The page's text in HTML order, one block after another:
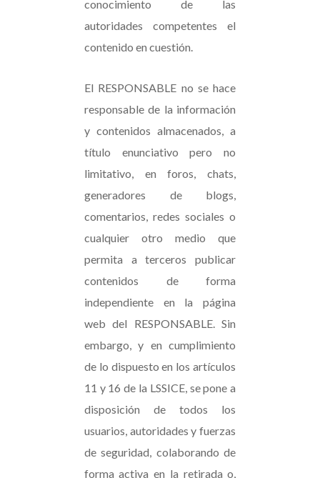
conocimiento de las
autoridades competentes el
contenido en cuestión.
El RESPONSABLE no se hace
responsable de la información
y contenidos almacenados, a
título enunciativo pero no
limitativo, en foros, chats,
generadores de blogs,
comentarios, redes sociales o
cualquier otro medio que
permita a terceros publicar
contenidos de forma
independiente en la página
web del RESPONSABLE. Sin
embargo, y en cumplimiento
de lo dispuesto en los artículos
11 y 16 de la LSSICE, se pone a
disposición de todos los
usuarios, autoridades y fuerzas
de seguridad, colaborando de
forma activa en la retirada o,